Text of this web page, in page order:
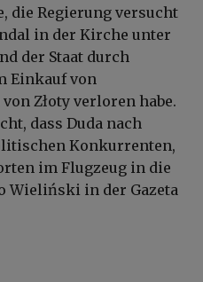
die Regierung versucht
in der Kirche unter
der Staat durch
Einkauf von
Złoty verloren habe.
dass Duda nach
Konkurrenten,
im Flugzeug in die
Wieliński in der Gazeta